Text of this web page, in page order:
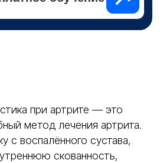
при артрите — это
метод лечения артрита.
с воспалённого сустава,
скованность,